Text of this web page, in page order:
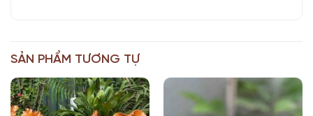
SẢN PHẨM TƯƠNG TỰ